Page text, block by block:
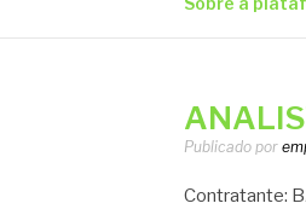
Publicado por
Contratante: